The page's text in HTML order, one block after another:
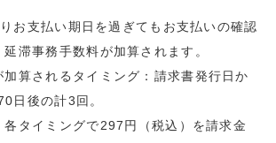
お支払い期日を過ぎてもお支払いの確認
滞事務手数料が加算されます。
算されるタイミング：請求書発行日か
日後の計3回。
各タイミングで297円（税込）を請求金